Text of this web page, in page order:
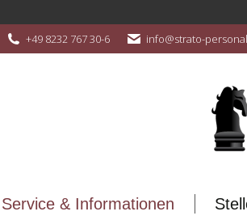
+49 8232 767 30-6 info@strato-
Service & Informationen
Service & Informationen